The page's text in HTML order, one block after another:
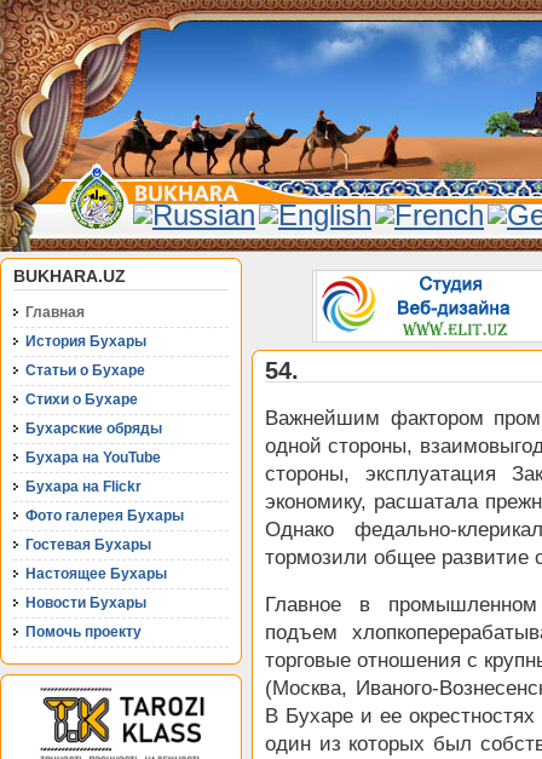
BUKHARA.UZ
Главная
История Бухары
Статьи о Бухаре
Стихи о Бухаре
Бухарские обряды
Бухара на YouTube
Бухара на Flickr
Фото галерея Бухары
Гостевая Бухары
Настоящее Бухары
Новости Бухары
Помочь проекту
54.
Важнейшим фактором
одной стороны,
стороны, эксплуатация
экономику, расшатала
Однако федально-
тормозили общее развитие
Главное в
подъем
торговые отношения с
(Москва, Иваного-
В Бухаре и ее
один из которых был